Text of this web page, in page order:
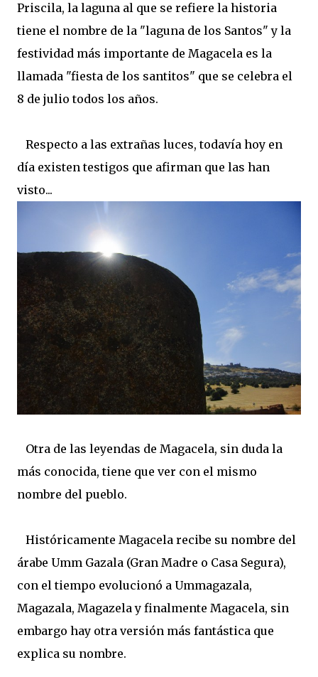
Priscila, la laguna al que se refiere la historia
tiene el nombre de la "laguna de los Santos" y la
festividad más importante de Magacela es la
llamada "fiesta de los santitos" que se celebra el
8 de julio todos los años.
Respecto a las extrañas luces, todavía hoy en
día existen testigos que afirman que las han
visto...
Otra de las leyendas de Magacela, sin duda la
más conocida, tiene que ver con el mismo
nombre del pueblo.
Históricamente Magacela recibe su nombre del
árabe Umm Gazala (Gran Madre o Casa Segura),
con el tiempo evolucionó a Ummagazala,
Magazala, Magazela y finalmente Magacela, sin
embargo hay otra versión más fantástica que
explica su nombre.